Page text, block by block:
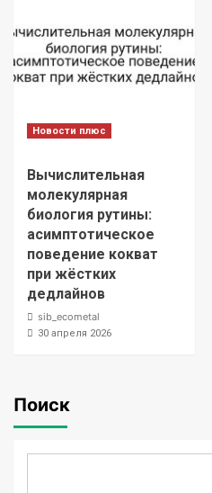
Новости плюс
Вычислительная
молекулярная
биология рутины:
асимптотическое
поведение кокват
при жёстких
дедлайнов
sib_ecometal
30 апреля 2026
Поиск